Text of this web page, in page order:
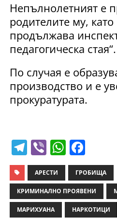
Непълнолетният е
родителите му, като
продължава
педагогическа стая“.
По случая е
производство и е
прокуратурата.
T
el
e
gr
a
Vi
b
er
W
h
at
s
A
a
c
e
b
АРЕСТИ ГРОБИЩА
КРИМИНАЛНО ПРОЯВЕНИ
МАРИХУАНА НАРКОТИЦИ